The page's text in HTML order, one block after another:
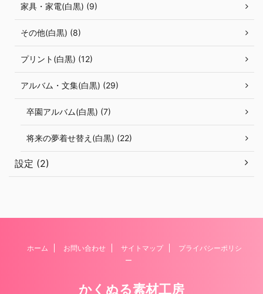
家具・家電(白黒) (9)
その他(白黒) (8)
プリント(白黒) (12)
アルバム・文集(白黒) (29)
卒園アルバム(白黒) (7)
将来の夢着せ替え(白黒) (22)
設定 (2)
ホーム お問い合わせ サイトマップ
プライバシーポリシ
ー
かくぬる素材工房